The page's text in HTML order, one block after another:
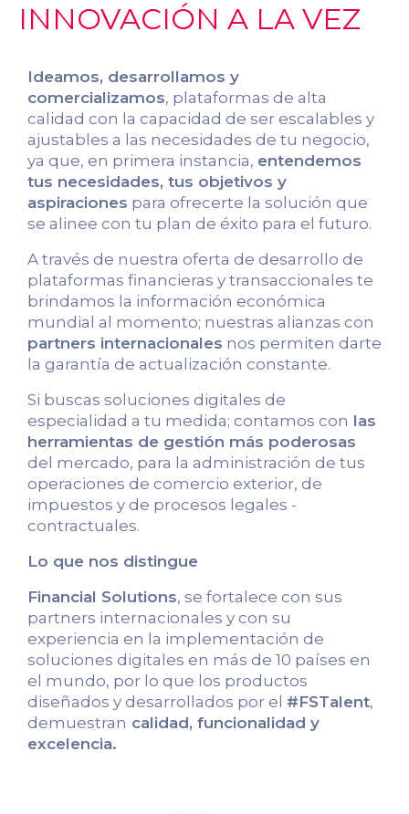
INNOVACIÓN A LA VEZ
Ideamos, desarrollamos y
comercializamos, plataformas de alta
calidad con la capacidad de ser escalables y
ajustables a las necesidades de tu negocio,
ya que, en primera instancia, entendemos
tus necesidades, tus objetivos y
aspiraciones para ofrecerte la solución que
se alinee con tu plan de éxito para el futuro.
A través de nuestra oferta de desarrollo de
plataformas financieras y transaccionales te
brindamos la información económica
mundial al momento; nuestras alianzas con
partners internacionales nos permiten darte
la garantía de actualización constante.
Si buscas soluciones digitales de
especialidad a tu medida; contamos con las
herramientas de gestión más poderosas
del mercado, para la administración de tus
operaciones de comercio exterior, de
impuestos y de procesos legales -
contractuales.
Lo que nos distingue
Financial Solutions, se fortalece con sus
partners internacionales y con su
experiencia en la implementación de
soluciones digitales en más de 10 países en
el mundo, por lo que los productos
diseñados y desarrollados por el #FSTalent,
demuestran calidad, funcionalidad y
excelencia.